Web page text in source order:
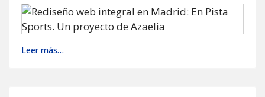
Leer más…